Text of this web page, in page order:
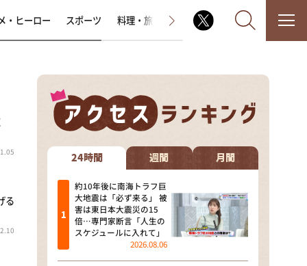
なるみ・岡村の過ぎるTV
相席食堂
これ余談なんですけど・・・
～人生密着トークバラエティ！
～ やすとものいたって真剣です
探偵！ナイトスクープ
・ヒーロー スポーツ 料理・旅 ラジオ番組 その他
る
24時間 週間 月間
約10年後に南海トラフ巨
大地震は「必ず来る」 被
害は東日本大震災の15
倍…専門家断言「人生の
スケジュールに入れて」
2026.08.06